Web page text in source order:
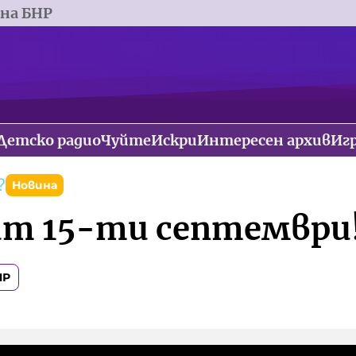
БНР
радиоЧуйтеИскриИнтересен архив
Новина
15-ти